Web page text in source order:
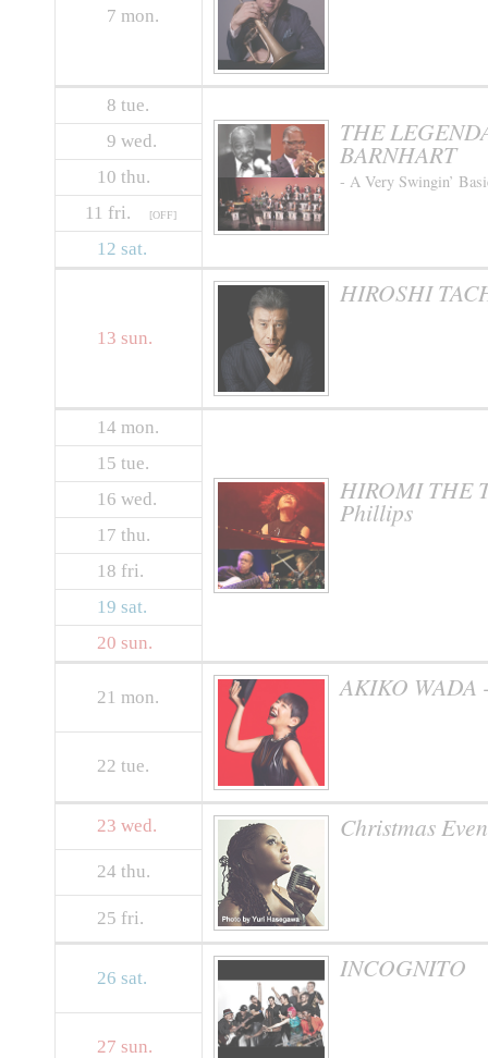
7 mon.
8 tue.
THE
BARNHART
- A Very Swingin’
9 wed.
10 thu.
11 fri. [OFF]
12 sat.
13 sun.
HIROSHI
14 mon.
HIROMI THE
Phillips
15 tue.
16 wed.
17 thu.
18 fri.
19 sat.
20 sun.
21 mon. AKIKO WADA
22 tue.
23 wed. Christmas
24 thu.
25 fri.
26 sat. INCOGNITO
27 sun.